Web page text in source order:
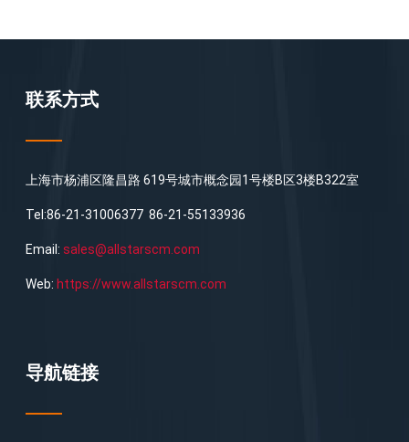
联系方式
上海市杨浦区隆昌路 619号城市概念园1号楼B区3楼B322室
Tel:86-21-31006377 86-21-55133936
Email:sales@allstarscm.com
Web: https://www.allstarscm.com
导航链接